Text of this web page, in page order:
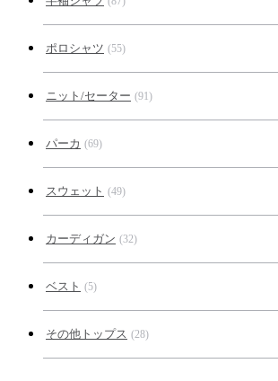
ポロシャツ (55)
ニット/セーター (91)
パーカ (69)
スウェット (49)
カーディガン (32)
ベスト (5)
その他トップス (28)